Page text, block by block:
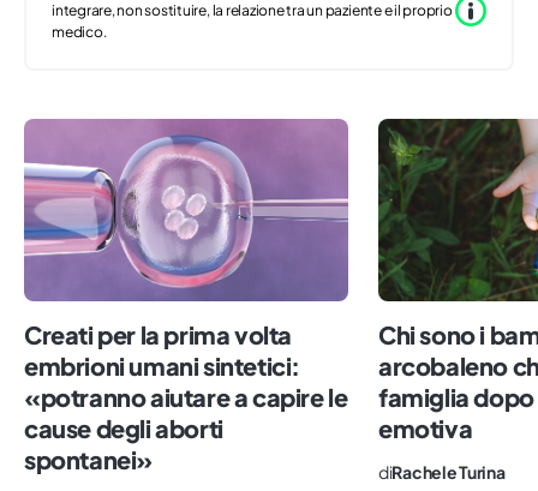
integrare, non sostituire, la relazione tra un paziente e il proprio
medico.
Creati per la prima volta
embrioni umani sintetici:
«potranno aiutare a capire le
cause degli aborti
spontanei»
Chi sono i
arcobaleno
famiglia
emotiva
diRachele Turina